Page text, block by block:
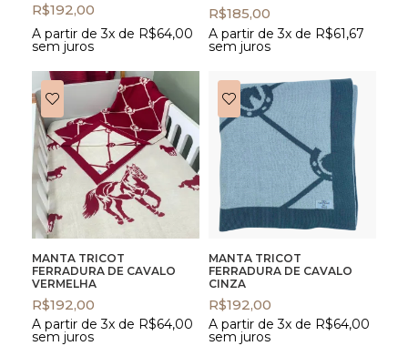
R$192,00
A partir de 3x de R$64,00
sem juros
R$185,00
A partir de 3x de R$61,67
sem juros
MANTA TRICOT
FERRADURA DE CAVALO
VERMELHA
R$192,00
A partir de 3x de R$64,00
sem juros
MANTA TRICOT
FERRADURA DE CAVALO
CINZA
R$192,00
A partir de 3x de R$64,00
sem juros